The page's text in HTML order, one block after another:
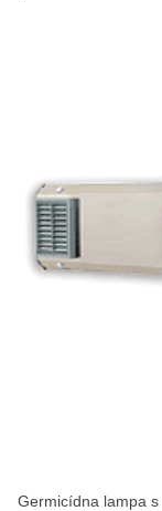
Germicídna lampa